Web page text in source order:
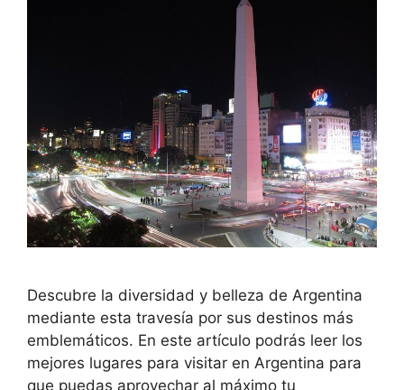
Descubre la diversidad y belleza de Argentina
mediante esta travesía por sus destinos más
emblemáticos. En este artículo podrás leer los
mejores lugares para visitar en Argentina para
que puedas aprovechar al máximo tu